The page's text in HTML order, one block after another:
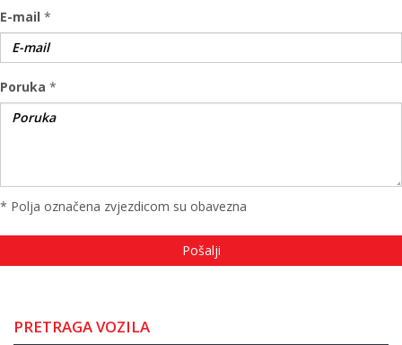
E-mail *
Poruka *
* Polja označena zvjezdicom su obavezna
PRETRAGA VOZILA